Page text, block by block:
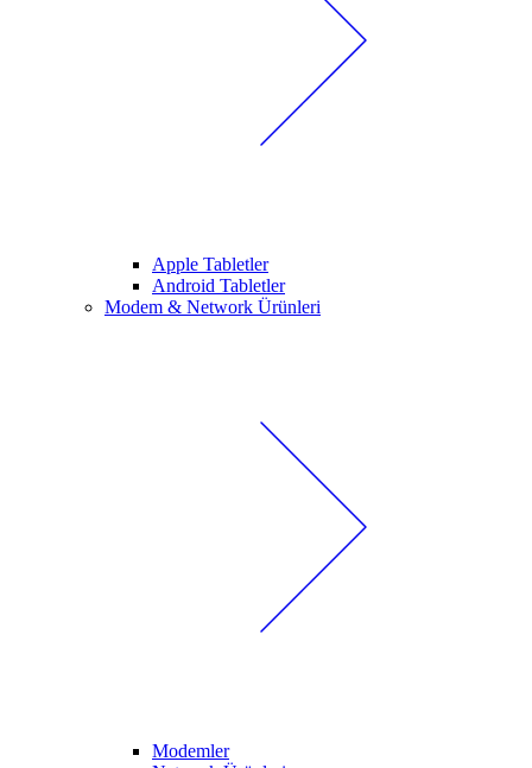
Apple Tabletler
Android Tabletler
Modem & Network Ürünleri
Modemler